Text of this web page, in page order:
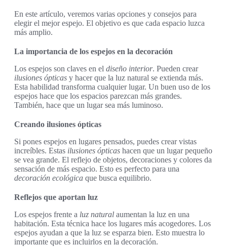
En este artículo, veremos varias opciones y consejos para
elegir el mejor espejo. El objetivo es que cada espacio luzca
más amplio.
La importancia de los espejos en la decoración
Los espejos son claves en el diseño interior. Pueden crear
ilusiones ópticas y hacer que la luz natural se extienda más.
Esta habilidad transforma cualquier lugar. Un buen uso de los
espejos hace que los espacios parezcan más grandes.
También, hace que un lugar sea más luminoso.
Creando ilusiones ópticas
Si pones espejos en lugares pensados, puedes crear vistas
increíbles. Estas ilusiones ópticas hacen que un lugar pequeño
se vea grande. El reflejo de objetos, decoraciones y colores da
sensación de más espacio. Esto es perfecto para una
decoración ecológica que busca equilibrio.
Reflejos que aportan luz
Los espejos frente a luz natural aumentan la luz en una
habitación. Esta técnica hace los lugares más acogedores. Los
espejos ayudan a que la luz se esparza bien. Esto muestra lo
importante que es incluirlos en la decoración.